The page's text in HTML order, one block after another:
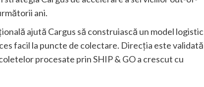
ani.
ajută Cargus să construiască un model logistic
facil la puncte de colectare. Direcția este validată
procesate prin SHIP & GO a crescut cu